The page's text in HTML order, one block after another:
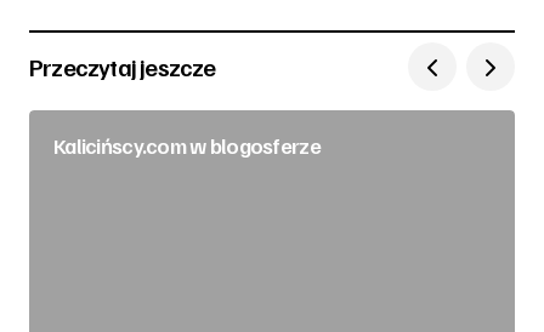
Przeczytaj jeszcze
Kalicińscy.com w blogosferze